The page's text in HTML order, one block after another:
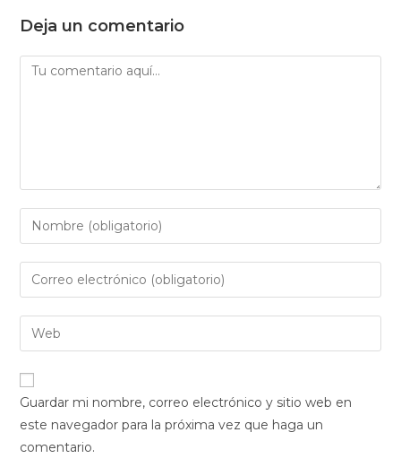
Deja un comentario
Guardar mi nombre, correo electrónico y sitio web en
este navegador para la próxima vez que haga un
comentario.